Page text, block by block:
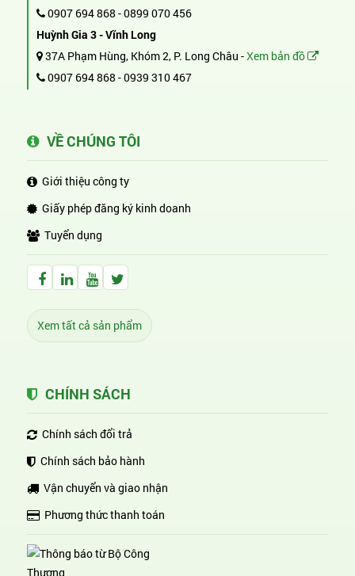
0907 694 868 -0899 070 456
Huỳnh Gia 3 - Vĩnh Long
37A Phạm Hùng, Khóm 2, P. Long Châu -Xem bản đồ
0907 694 868 -0939 310 467
VỀ CHÚNG TÔI
Giới thiệu công ty
Giấy phép đăng ký kinh doanh
Tuyển dụng
Facebook Huỳnh Gia Alpha
LinkedIn Huỳnh Gia Alpha
YouTube Huỳnh Gia Alpha
Twitter Huỳnh Gia Alpha
Xem tất cả sản phẩm
CHÍNH SÁCH
Chính sách đổi trả
Chính sách bảo hành
Vận chuyển và giao nhận
Phương thức thanh toán